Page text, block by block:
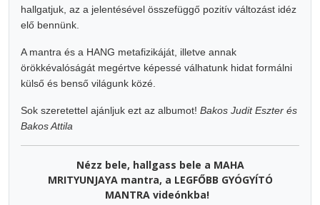
hallgatjuk, az a jelentésével összefüggő pozitív változást idéz
elő bennünk.
A mantra és a HANG metafizikáját, illetve annak
örökkévalóságát megértve képessé válhatunk hidat formálni
külső és benső világunk közé.
Sok szeretettel ajánljuk ezt az albumot! Bakos Judit Eszter és
Bakos Attila
Nézz bele, hallgass bele a MAHA
MRITYUNJAYA mantra, a LEGFŐBB GYÓGYÍTÓ
MANTRA videónkba!